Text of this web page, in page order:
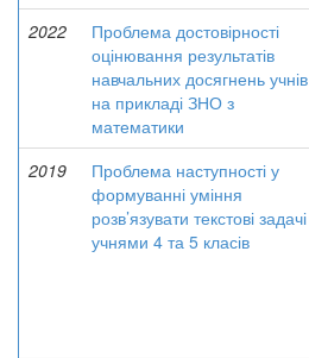
2022
Проблема достовірності
оцінювання результатів
навчальних досягнень учнів
на прикладі ЗНО з
математики
2019
Проблема наступності у
формуванні уміння
розв’язувати текстові задачі
учнями 4 та 5 класів